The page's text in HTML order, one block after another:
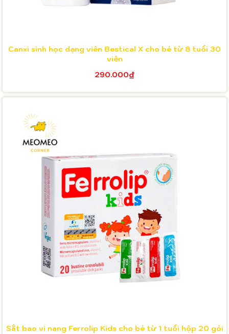
Canxi sinh học dạng viên Bestical X cho bé từ 8 tuổi 30
viên
290.000₫
Sắt bao vi nang Ferrolip Kids cho bé từ 1 tuổi hộp 20 gói